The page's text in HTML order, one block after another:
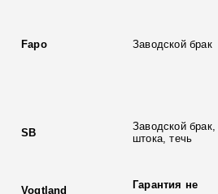
Fapo Заводской брак
SB
Заводской
штока, течь
Vogtland
Гарантия не